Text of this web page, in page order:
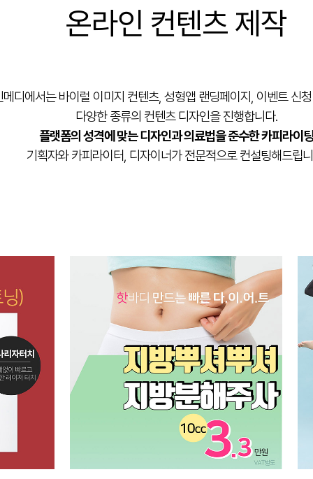
온라인 컨텐츠 제작
메디에서는 바이럴 이미지 컨텐츠, 성형앱 랜딩페이지, 이벤트 신
다양한 종류의 컨텐츠 디자인을 진행합니다.
플랫폼의 성격에 맞는 디자인과 의료법을 준수한 카피라이팅
기획자와 카피라이터, 디자이너가 전문적으로 컨설팅해드립